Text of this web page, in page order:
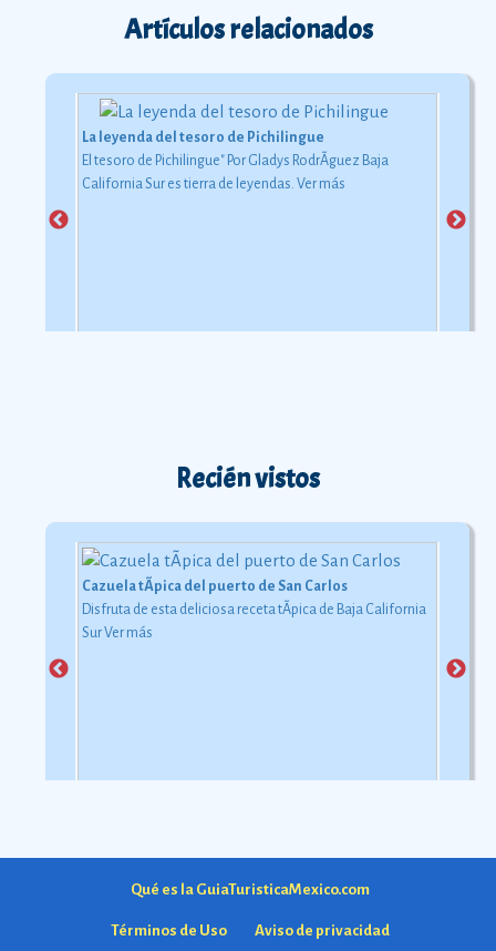
Artículos relacionados
La leyenda del tesoro de Pichilingue
El tesoro de Pichilingue" Por Gladys RodrÃ­guez Baja
California Sur es tierra de leyendas. Ver más
Recién vistos
Cazuela tÃ­pica del puerto de San Carlos
Disfruta de esta deliciosa receta tÃ­pica de Baja California
SurVer más
Qué es la GuiaTuristicaMexico.com
Términos de Uso Aviso de privacidad